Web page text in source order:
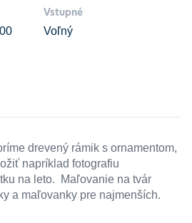
Vstupné
Voľný
drevený rámik s ornamentom,
napríklad fotografiu
na leto. Maľovanie na tvár
a maľovanky pre najmenších.